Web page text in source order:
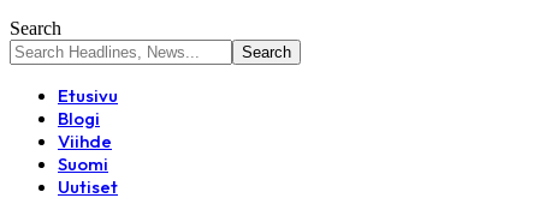
Search
Etusivu
Blogi
Viihde
Suomi
Uutiset